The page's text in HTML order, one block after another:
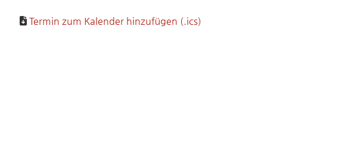
Termin zum Kalender hinzufügen (.ics)